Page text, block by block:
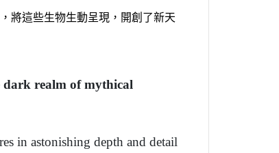
將這些生物生動呈現，開創了新天
dark realm of mythical
in astonishing depth and detail